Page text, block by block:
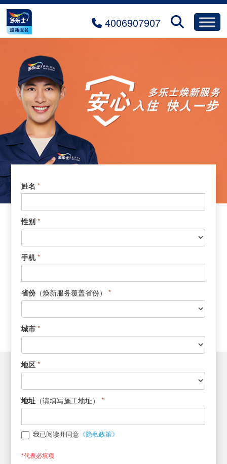
4006907907
1.0.
预
约
焕
新
姓名*
性别*
手机*
省份（焕新服务覆盖省份） *
城市*
地区*
地址 （请填写施工地址） *
我已阅读并同意 《隐私政策》
*代表必填项